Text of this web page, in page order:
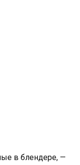
в блендере, —